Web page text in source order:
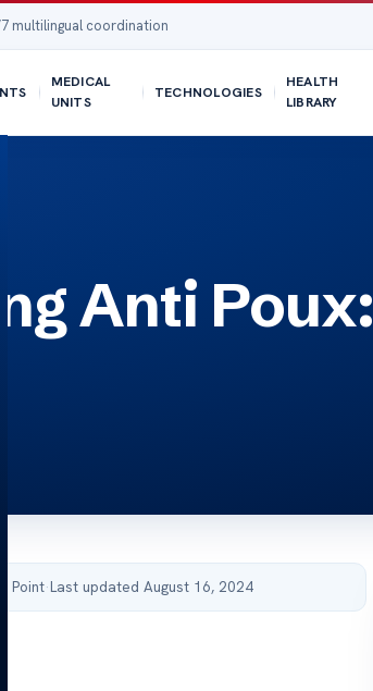
multilingual coordination
MEDICAL
UNITS
TECHNOLOGIES
HEALTH
LIBRARY
Anti Poux:
Point·Last updated August 16, 2024